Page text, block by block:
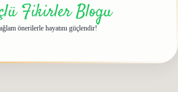
Fikirler Blogu
önerilerle hayatını güçlendir!